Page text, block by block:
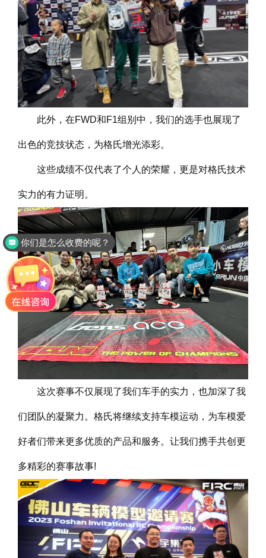
此外，在FWD和F1组别中，我们的选手也展现了
出色的竞技状态，为格氏增光添彩。
这些成绩不仅代表了个人的荣耀，更是对格氏技术
实力的有力证明。
这次赛事不仅展现了我们车手的实力，也加深了我
们团队的凝聚力。格氏将继续支持车模运动，为车模爱
好者们带来更多优质的产品和服务。让我们携手共创更
多精彩的赛事故事!
是品牌厂家直销吗？